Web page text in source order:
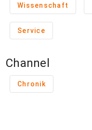
Wissenschaft
Service
Channel
Chronik